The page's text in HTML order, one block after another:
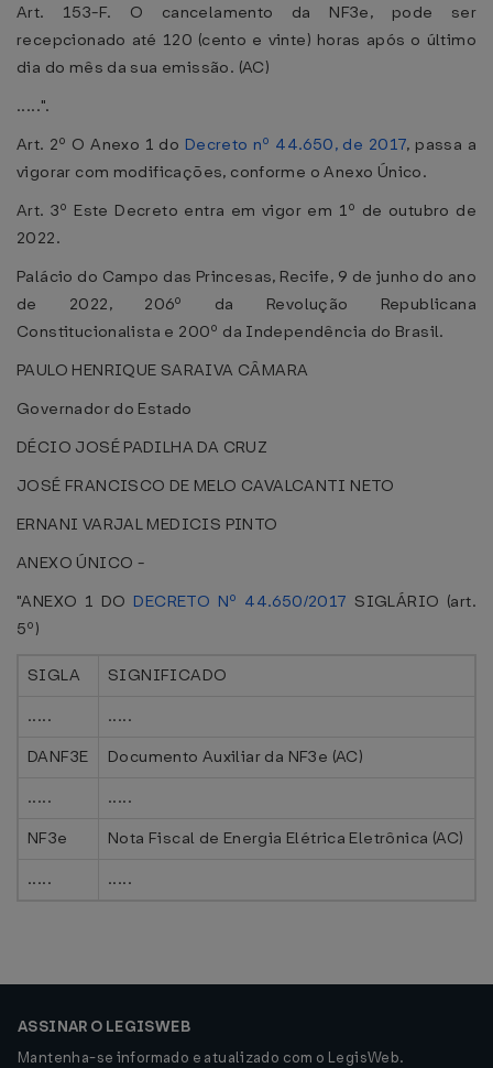
Art. 153-F. O cancelamento da NF3e, pode ser
recepcionado até 120 (cento e vinte) horas após o último
dia do mês da sua emissão. (AC)
.....".
Art. 2º O Anexo 1 do Decreto nº 44.650, de 2017, passa a
vigorar com modificações, conforme o Anexo Único.
Art. 3º Este Decreto entra em vigor em 1º de outubro de
2022.
Palácio do Campo das Princesas, Recife, 9 de junho do ano
de 2022, 206º da Revolução Republicana
Constitucionalista e 200º da Independência do Brasil.
PAULO HENRIQUE SARAIVA CÂMARA
Governador do Estado
DÉCIO JOSÉ PADILHA DA CRUZ
JOSÉ FRANCISCO DE MELO CAVALCANTI NETO
ERNANI VARJAL MEDICIS PINTO
ANEXO ÚNICO -
"ANEXO 1 DO DECRETO Nº 44.650/2017 SIGLÁRIO (art.
5º)
SIGLA
SIGNIFICADO
.....
.....
DANF3E
Documento Auxiliar da NF3e (AC)
.....
.....
NF3e
Nota Fiscal de Energia Elétrica Eletrônica (AC)
.....
.....
ASSINAR O LEGISWEB
Mantenha-se informado e atualizado com o LegisWeb.